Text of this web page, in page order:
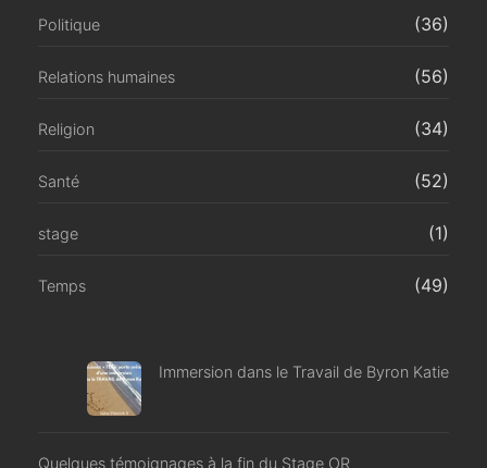
Politique (36)
Relations humaines (56)
Religion (34)
Santé (52)
stage (1)
Temps (49)
Immersion dans le Travail de Byron Katie
Quelques témoignages à la fin du Stage OR